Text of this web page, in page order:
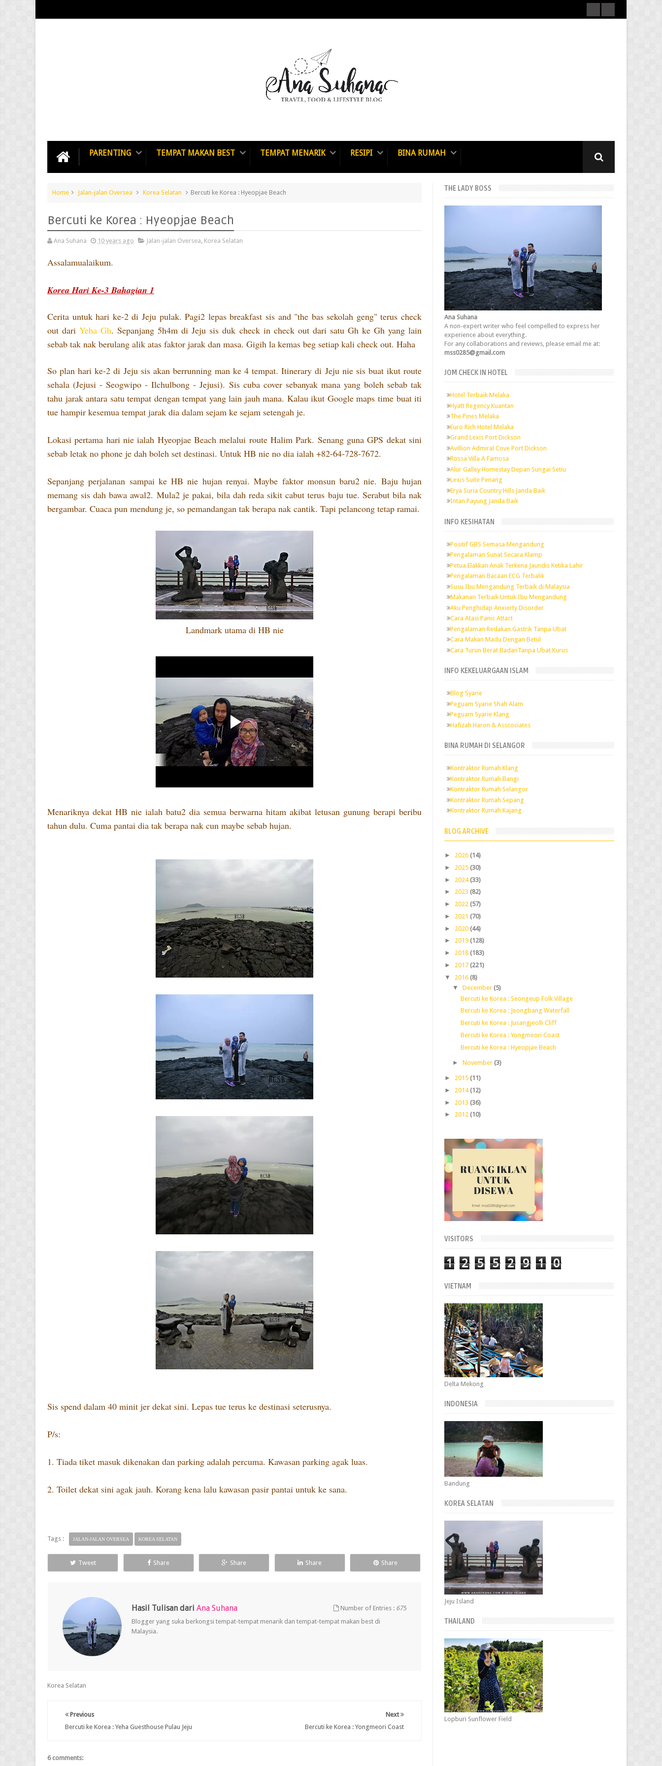
PARENTING TEMPAT MAKAN BEST TEMPAT MENARIK RESIPI BINA RUMAH
Home Jalan-jalan Oversea Korea Selatan Bercuti ke Korea : Hyeopjae Beach
Bercuti ke Korea : Hyeopjae Beach
Ana Suhana 10 years ago Jalan-jalan Oversea, Korea Selatan
Assalamualaikum.
Korea Hari Ke-3 Bahagian 1
Cerita untuk hari ke-2 di Jeju pulak. Pagi2 lepas breakfast sis and "the bas sekolah geng" terus check
out dariYeha Gh. Sepanjang 5h4m di Jeju sis duk check in check out dari satu Gh ke Gh yang lain
sebab tak nak berulang alik atas faktor jarak dan masa. Gigih la kemas beg setiap kali check out. Haha
So plan hari ke-2 di Jeju sis akan berrunning man ke 4 tempat.Itinerary di Jeju nie sis buat ikut route
sehala (Jejusi - Seogwipo - Ilchulbong - Jejusi). Sis cuba cover sebanyak mana yang boleh sebab tak
tahu jarak antara satu tempat dengan tempat yang lain jauh mana. Kalau ikut Google maps time buat iti
tue hampir kesemua tempat jarak dia dalam sejam ke sejam setengah je.
Lokasi pertama hari nie ialah Hyeopjae Beach melalui route Halim Park. Senang guna GPS dekat sini
sebab letak no phone je dah boleh set destinasi. Untuk HB nie no dia ialah +82-64-728-7672.
Sepanjang perjalanan sampai ke HB nie hujan renyai. Maybe faktor monsun baru2 nie. Baju hujan
memang sis dah bawa awal2. Mula2 je pakai, bila dah reda sikit cabut terus baju tue. Serabut bila nak
bergambar. Cuaca pun mendung je, so pemandangan tak berapa nak cantik. Tapi pelancong tetap ramai.
Landmark utama di HB nie
Menariknya dekat HB nie ialah batu2 dia semua berwarna hitam akibat letusan gunung berapi beribu
tahun dulu. Cuma pantai dia tak berapa nak cun maybe sebab hujan.
Sis spend dalam 40 minit jer dekat sini. Lepas tue terus ke destinasi seterusnya.
P/s:
1. Tiada tiket masuk dikenakan dan parking adalah percuma. Kawasan parking agak luas.
2. Toilet dekat sini agak jauh. Korang kena lalu kawasan pasir pantai untuk ke sana.
Tags : JALAN-JALAN OVERSEA KOREA SELATAN
Tweet Share Share Share Share
Hasil Tulisan dari Ana Suhana Number of Entries : 675
Blogger yang suka berkongsi tempat-tempat menarik dan tempat-tempat makan best di
Malaysia.
Korea Selatan
Next
Bercuti ke Korea : Yongmeori Coast
Previous
Bercuti ke Korea : Yeha Guesthouse Pulau Jeju
6 comments:
THE LADY BOSS
Ana Suhana
A non-expert writer who feel compelled to express her
experience about everything.
For any collaborations and reviews, please email me at:
mss0285@gmail.com
JOM CHECK IN HOTEL
Hotel Terbaik Melaka
Hyatt Regency Kuantan
The Pines Melaka
Euro Rich Hotel Melaka
Grand Lexis Port Dickson
Avillion Admiral Cove Port Dickson
Rossa Villa A Famosa
Alur Galley Homestay Depan Sungai Setiu
Lexis Suite Penang
Erya Suria Country Hills Janda Baik
Intan Payung Janda Baik
INFO KESIHATAN
Positif GBS Semasa Mengandung
Pengalaman Sunat Secara Klamp
Petua Elakkan Anak Terkena Jaundis Ketika Lahir
Pengalaman Bacaan ECG Terbalik
Susu Ibu Mengandung Terbaik di Malaysia
Makanan Terbaik Untuk Ibu Mengandung
Aku Penghidap Anxierty Disorder
Cara Atasi Panic Attact
Pengalaman Redakan Gastrik Tanpa Ubat
Cara Makan Madu Dengan Betul
Cara Turun Berat BadanTanpa Ubat Kurus
INFO KEKELUARGAAN ISLAM
Blog Syarie
Peguam Syarie Shah Alam
Peguam Syarie Klang
Hafizah Haron & Asscociates
BINA RUMAH DI SELANGOR
Kontraktor Rumah Klang
Kontraktor Rumah Bangi
Kontraktor Rumah Selangor
Kontraktor Rumah Sepang
Kontraktor Rumah Kajang
BLOG ARCHIVE
► 2026 (14)
► 2025 (30)
► 2024 (33)
► 2023 (82)
► 2022 (57)
► 2021 (70)
► 2020 (44)
► 2019 (128)
► 2018 (183)
► 2017 (221)
▼ 2016 (8)
▼ December (5)
Bercuti ke Korea : Seongeup Folk Village
Bercuti ke Korea : Jeongbang Waterfall
Bercuti ke Korea : Jusangjeolli Cliff
Bercuti ke Korea : Yongmeori Coast
Bercuti ke Korea : Hyeopjae Beach
► November (3)
► 2015 (11)
► 2014 (12)
► 2013 (36)
► 2012 (10)
VISITORS
1 2 5 5 2 9 1 0
VIETNAM
Delta Mekong
INDONESIA
Bandung
KOREA SELATAN
Jeju Island
THAILAND
Lopburi Sunflower Field